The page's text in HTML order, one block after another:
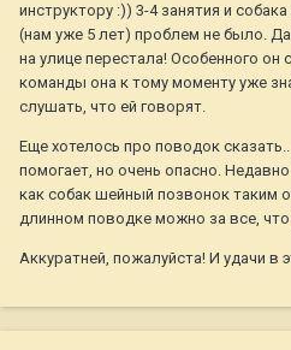
инструктору :)) 3-4 занятия и
(нам уже 5 лет) проблем не было.
на улице перестала! Особенного он
команды она к тому моменту уже
слушать, что ей говорят.
Еще хотелось про поводок
помогает, но очень опасно.
как собак шейный позвонок таким
длинном поводке можно за все, что
Аккуратней, пожалуйста! И удачи в